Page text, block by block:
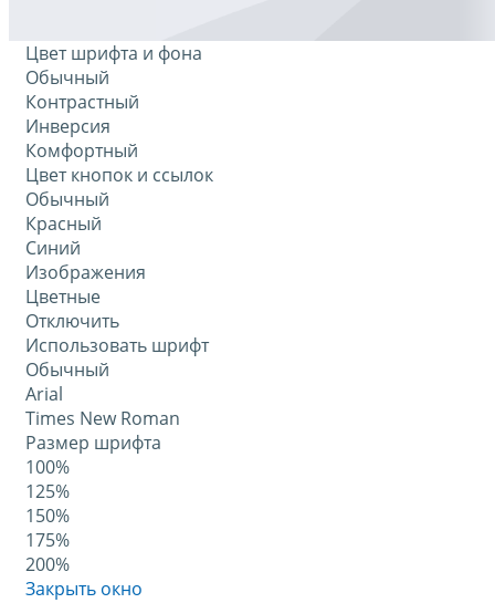
Цвет шрифта и фона
Обычный
Контрастный
Инверсия
Комфортный
Цвет кнопок и ссылок
Обычный
Красный
Синий
Изображения
Цветные
Отключить
Использовать шрифт
Обычный
Arial
Times New Roman
Размер шрифта
100%
125%
150%
175%
200%
Закрыть окно